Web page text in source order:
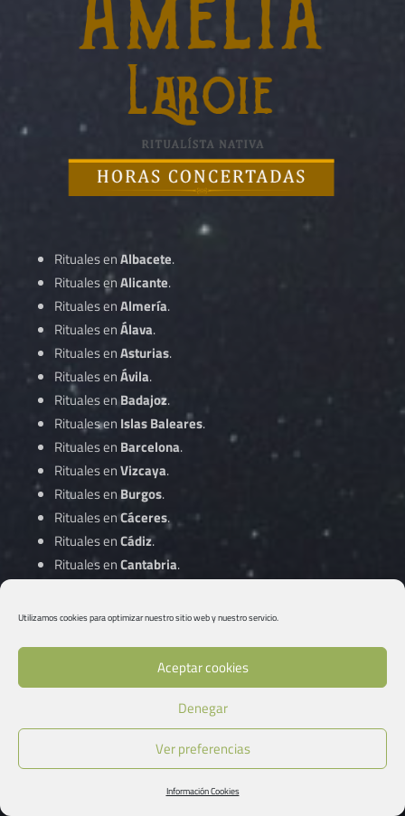
Utilizamos cookies para optimizar nuestro sitio web y nuestro servicio.
Aceptar cookies
Denegar
Ver preferencias
Información Cookies
Rituales enAlbacete.
Rituales enAlicante.
Rituales enAlmería.
Rituales enÁlava.
Rituales enAsturias.
Rituales enÁvila.
Rituales en Badajoz.
Rituales en Islas Baleares.
Rituales en Barcelona.
Rituales enVizcaya.
Rituales en Burgos.
Rituales enCáceres.
Rituales enCádiz.
Rituales enCantabria.
Rituales enCiudad Real.
Gipuzkoa.
Rituales enGirona.
Granada.